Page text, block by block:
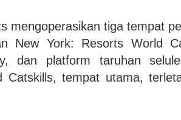
mengoperasikan tiga tempat
New York: Resorts World
dan platform taruhan
Catskills, tempat utama,